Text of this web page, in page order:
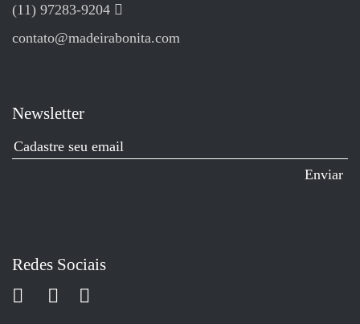
(11) 97283-9204
contato@madeirabonita.com
Newsletter
Redes Sociais